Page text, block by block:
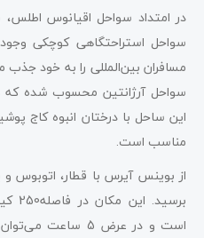
در امتداد سواحل اقیانوس
سواحل استراحتگاهی کوچکی
مسافران بین‌المللی را به خود
سواحل آرژانتین محسوب شده که
این ساحل با درختان انبوه کاج
مناسب است.
از بوینس آیرس با قطار، اتوبوس
است و در عرض 5